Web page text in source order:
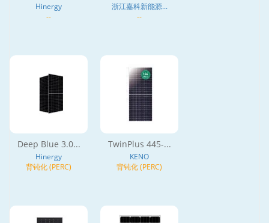
Hinergy
--
浙江嘉科新能源...
--
Deep Blue 3.0...
Hinergy
背钝化 (PERC)
TwinPlus 445-...
KENO
背钝化 (PERC)